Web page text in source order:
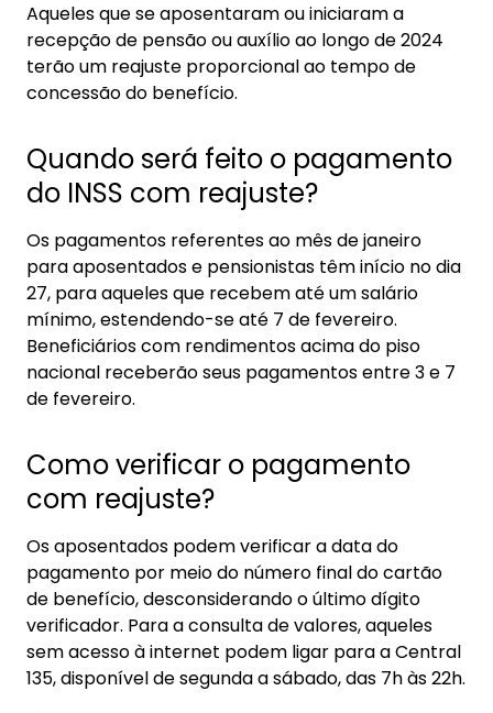
Aqueles que se aposentaram ou iniciaram a
recepção de pensão ou auxílio ao longo de 2024
terão um reajuste proporcional ao tempo de
concessão do benefício.
Quando será feito o pagamento
do INSS com reajuste?
Os pagamentos referentes ao mês de janeiro
para aposentados e pensionistas têm início no dia
27, para aqueles que recebem até um salário
mínimo, estendendo-se até 7 de fevereiro.
Beneficiários com rendimentos acima do piso
nacional receberão seus pagamentos entre 3 e 7
de fevereiro.
Como verificar o pagamento
com reajuste?
Os aposentados podem verificar a data do
pagamento por meio do número final do cartão
de benefício, desconsiderando o último dígito
verificador. Para a consulta de valores, aqueles
sem acesso à internet podem ligar para a Central
135, disponível de segunda a sábado, das 7h às 22h.